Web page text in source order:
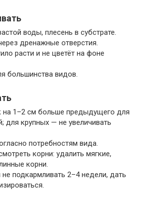
воды, плесень в субстрате.
дренажные отверстия.
расти и не цветёт на фоне
большинства видов.
на 1–2 см больше предыдущего для
для крупных — не увеличивать
потребностям вида.
корни: удалить мягкие,
корни.
подкармливать 2–4 недели, дать